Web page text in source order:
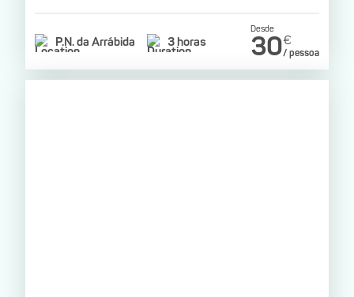
P.N. da Arrábida 3 horas
Desde
30€
/ pessoa